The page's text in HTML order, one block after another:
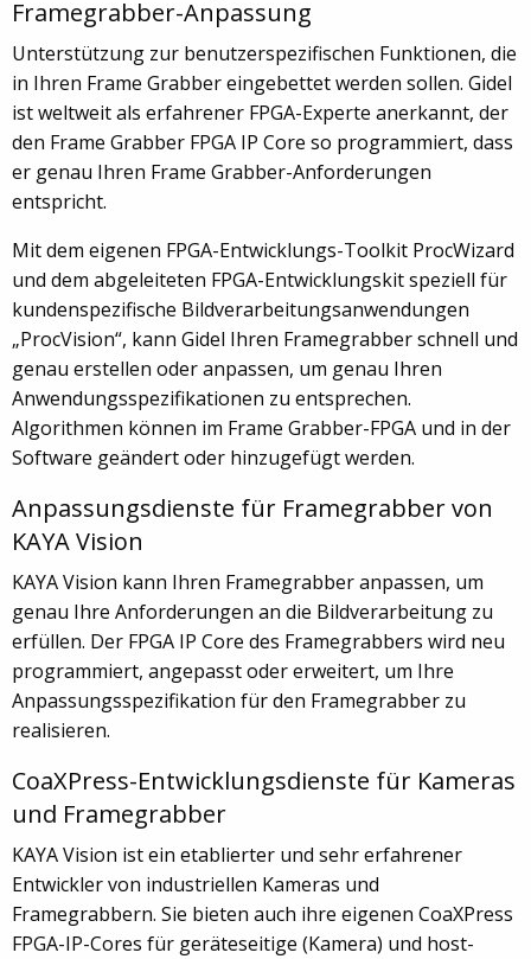
Framegrabber-Anpassung
Unterstützung zur benutzerspezifischen Funktionen, die
in Ihren Frame Grabber eingebettet werden sollen. Gidel
ist weltweit als erfahrener FPGA-Experte anerkannt, der
den Frame Grabber FPGA IP Core so programmiert, dass
er genau Ihren Frame Grabber-Anforderungen
entspricht.
Mit dem eigenen FPGA-Entwicklungs-Toolkit ProcWizard
und dem abgeleiteten FPGA-Entwicklungskit speziell für
kundenspezifische Bildverarbeitungsanwendungen
„ProcVision“, kann Gidel Ihren Framegrabber schnell und
genau erstellen oder anpassen, um genau Ihren
Anwendungsspezifikationen zu entsprechen.
Algorithmen können im Frame Grabber-FPGA und in der
Software geändert oder hinzugefügt werden.
Anpassungsdienste für Framegrabber von
KAYA Vision
KAYA Vision kann Ihren Framegrabber anpassen, um
genau Ihre Anforderungen an die Bildverarbeitung zu
erfüllen. Der FPGA IP Core des Framegrabbers wird neu
programmiert, angepasst oder erweitert, um Ihre
Anpassungsspezifikation für den Framegrabber zu
realisieren.
CoaXPress-Entwicklungsdienste für Kameras
und Framegrabber
KAYA Vision ist ein etablierter und sehr erfahrener
Entwickler von industriellen Kameras und
Framegrabbern. Sie bieten auch ihre eigenen CoaXPress
FPGA-IP-Cores für geräteseitige (Kamera) und host-